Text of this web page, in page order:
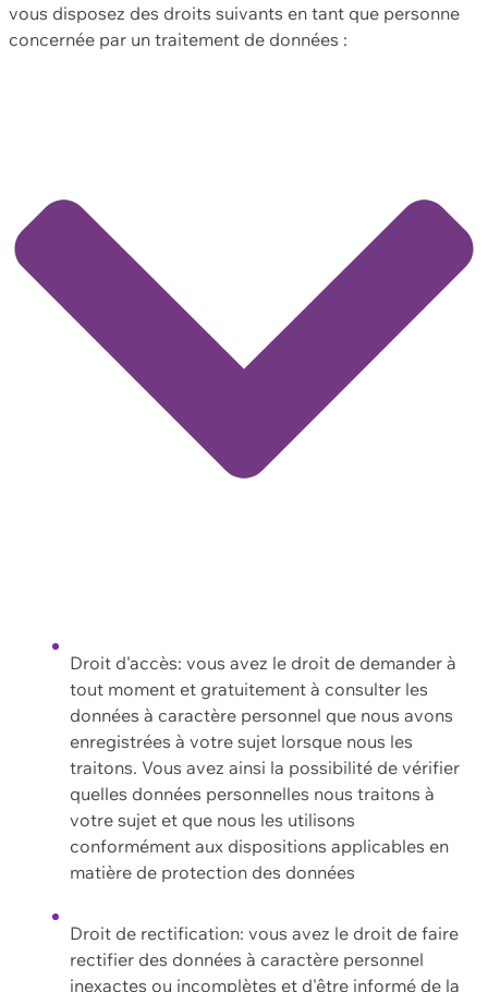
vous disposez des droits suivants en tant que personne
concernée par un traitement de données :
Droit d'accès: vous avez le droit de demander à
tout moment et gratuitement à consulter les
données à caractère personnel que nous avons
enregistrées à votre sujet lorsque nous les
traitons. Vous avez ainsi la possibilité de vérifier
quelles données personnelles nous traitons à
votre sujet et que nous les utilisons
conformément aux dispositions applicables en
matière de protection des données
Droit de rectification: vous avez le droit de faire
rectifier des données à caractère personnel
inexactes ou incomplètes et d'être informé de la